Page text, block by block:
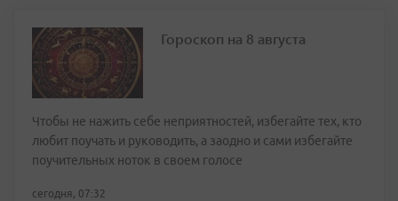
Гороскоп на 8 августа
Чтобы не нажить себе неприятностей, избегайте тех, кто
любит поучать и руководить, а заодно и сами избегайте
поучительных ноток в своем голосе
сегодня, 07:32